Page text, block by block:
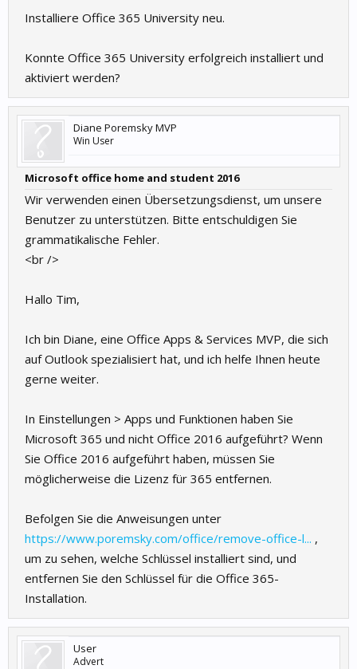
Installiere Office 365 University neu.
Konnte Office 365 University erfolgreich installiert und
aktiviert werden?
Diane Poremsky MVP
Win User
Microsoft office home and student 2016
Wir verwenden einen Übersetzungsdienst, um unsere
Benutzer zu unterstützen. Bitte entschuldigen Sie
grammatikalische Fehler.
<br />
Hallo Tim,
Ich bin Diane, eine Office Apps & Services MVP, die sich
auf Outlook spezialisiert hat, und ich helfe Ihnen heute
gerne weiter.
In Einstellungen > Apps und Funktionen haben Sie
Microsoft 365 und nicht Office 2016 aufgeführt? Wenn
Sie Office 2016 aufgeführt haben, müssen Sie
möglicherweise die Lizenz für 365 entfernen.
Befolgen Sie die Anweisungen unter
https://www.poremsky.com/office/remove-office-l... ,
um zu sehen, welche Schlüssel installiert sind, und
entfernen Sie den Schlüssel für die Office 365-
Installation.
User
Advert